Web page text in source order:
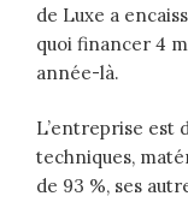
de Luxe a
quoi financer 4
année-là.
L’entreprise est
techniques,
de 93 %, ses